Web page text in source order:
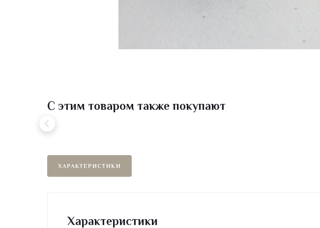
С этим товаром также покупают
ХАРАКТЕРИСТИКИ
Характеристики